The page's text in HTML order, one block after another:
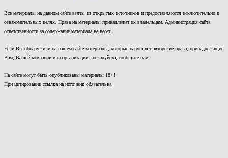
Все материалы на данном сайте взяты из открытых источников и предоставляются исключительно в
ознакомительных целях. Права на материалы принадлежат их владельцам. Администрация сайта
ответственности за содержание материала не несет.
Если Вы обнаружили на нашем сайте материалы, которые нарушают авторские права, принадлежащие
Вам, Вашей компании или организации, пожалуйста, сообщите нам.
На сайте могут быть опубликованы материалы 18+!
При цитировании ссылка на источник обязательна.